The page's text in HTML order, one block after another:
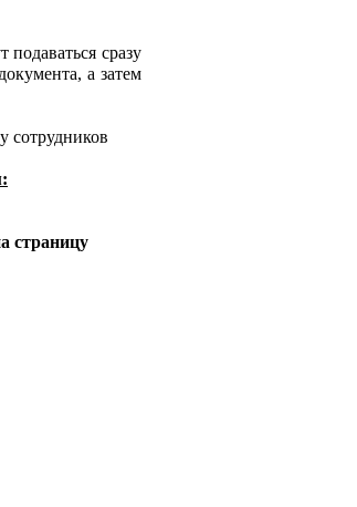
сразу
а затем
сотрудников
страницу